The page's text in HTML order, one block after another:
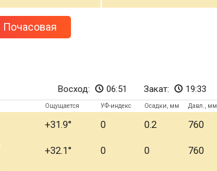
Почасовая
Восход: 06:51 Закат: 19:33
Ощущается УФ-индекс Осадки, мм Давл., мм
+31.9 0 0.2 760
+32.1 0 0 760